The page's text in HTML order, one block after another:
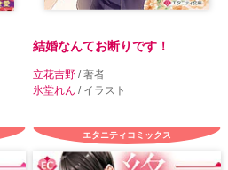
結婚なんてお断りです！
立花吉野 / 著者
氷堂れん / イラスト
エタニティコミックス